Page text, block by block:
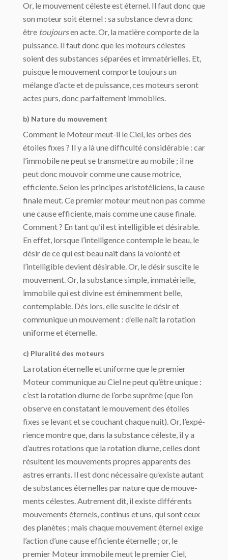
Or, le mouvement céleste est éternel. Il faut donc que
son moteur soit éternel : sa sub­stance devra donc
être toujoursen acte. Or, la matière comporte de la
puissance. Il faut donc que les moteurs célestes
soient des substances séparées et immatérielles. Et,
puisque le mouvement comporte toujours un
mélange d’acte et de puissance, ces mo­teurs seront
actes purs, donc parfaitement immobiles.
b) Nature du mouvement
Comment le Moteur meut-il le Ciel, les orbes des
étoiles fixes ? Il y a là une difficulté considérable : car
l’immobile ne peut se transmettre au mobile ; il ne
peut donc mouvoir comme une cause motrice,
efficiente. Selon les principes aristotéliciens, la cause
finale meut. Ce premier moteur meut non pas comme
une cause efficiente, mais comme une cause finale.
Comment ? En tant qu’il est intelligible et désirable.
En effet, lorsque l’intel­ligence contemple le beau, le
désir de ce qui est beau naît dans la volonté et
l’intelligible devient désirable. Or, le désir suscite le
mouvement. Or, la substance simple, immaté­rielle,
immobile qui est divine est éminemment belle,
contemplable. Dès lors, elle suscite le désir et
communique un mouvement : d’elle naît la rotation
uniforme et éternelle.
c) Pluralité des moteurs
La rotation éternelle et uniforme que le premier
Moteur communique au Ciel ne peut qu’être unique :
c’est la rotation diurne de l’orbe suprême (que l’on
observe en consta­tant le mouvement des étoiles
fixes se levant et se couchant chaque nuit). Or, l’expé­
rience montre que, dans la substance céleste, il y a
d’autres rotations que la rotation diurne, celles dont
résultent les mouvements propres apparents des
astres errants. Il est donc nécessaire qu’existe autant
de substances éternelles par nature que de mouve­
ments célestes. Autrement dit, il existe différents
mouvements éternels, continus et uns, qui sont ceux
des planètes ; mais chaque mouvement éternel exige
l’action d’une cause efficiente éternelle ; or, le
premier Moteur immobile meut le premier Ciel,